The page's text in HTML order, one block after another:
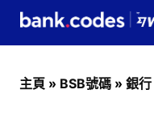
主頁 » BSB號碼 » 銀行